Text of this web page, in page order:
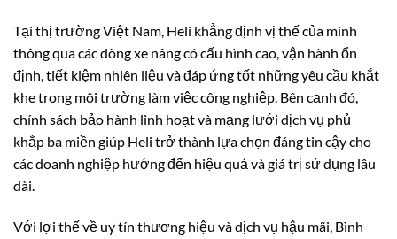
Tại thị trường Việt Nam, Heli khẳng định vị thế của mình
thông qua các dòng xe nâng có cấu hình cao, vận hành ổn
định, tiết kiệm nhiên liệu và đáp ứng tốt những yêu cầu khắt
khe trong môi trường làm việc công nghiệp. Bên cạnh đó,
chính sách bảo hành linh hoạt và mạng lưới dịch vụ phủ
khắp ba miền giúp Heli trở thành lựa chọn đáng tin cậy cho
các doanh nghiệp hướng đến hiệu quả và giá trị sử dụng lâu
dài.
Với lợi thế về uy tín thương hiệu và dịch vụ hậu mãi, Bình